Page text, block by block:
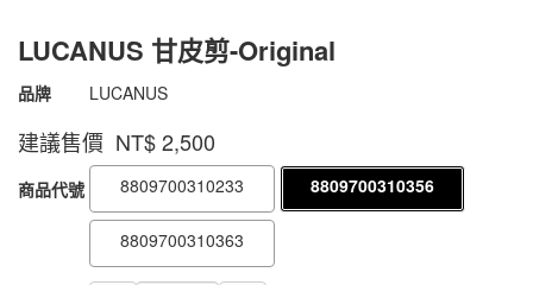
LUCANUS 甘皮剪-Original
商品代號 8809700310356
8809700310356
品牌 LUCANUS
建議售價 NT$2,500
商品代號 8809700310233 8809700310356
8809700310363